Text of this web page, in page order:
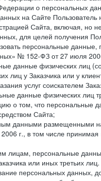
о персональных
на Сайте Пользователь
Сайта, включая, но
для целей получения
персональные
№ 152-ФЗ от 27 июля
данные физических лиц
лиц у Заказчика или у
услуг соискателем
данные физических лиц
о том, что персональные
Сайта;
данными размещенными
г., в том числе принимая
лицам, персональные
или иных третьих лиц.
персональных данных,